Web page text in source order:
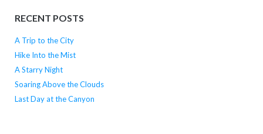
RECENT POSTS
A Trip to the City
Hike Into the Mist
A Starry Night
Soaring Above the Clouds
Last Day at the Canyon